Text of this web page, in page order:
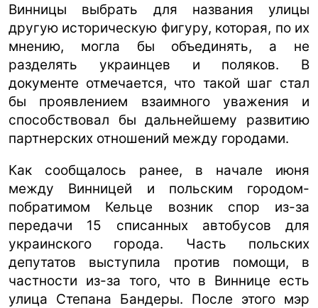
Винницы выбрать для названия улицы
другую историческую фигуру, которая, по их
мнению, могла бы объединять, а не
разделять украинцев и поляков. В
документе отмечается, что такой шаг стал
бы проявлением взаимного уважения и
способствовал бы дальнейшему развитию
партнерских отношений между городами.
Как сообщалось ранее, в начале июня
между Винницей и польским городом-
побратимом Кельце возник спор из-за
передачи 15 списанных автобусов для
украинского города. Часть польских
депутатов выступила против помощи, в
частности из-за того, что в Виннице есть
улица Степана Бандеры. После этого мэр